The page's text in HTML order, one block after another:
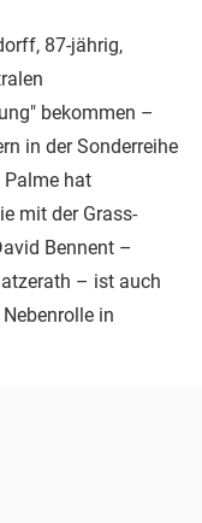
87-jährig,
bekommen –
in der Sonderreihe
Palme hat
mit der Grass-
Bennent –
– ist auch
in